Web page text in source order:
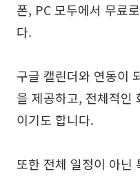
폰, PC 모두에서 무료
다.
구글 캘린더와 연동이
을 제공하고, 전체적인
이기도 합니다.
또한 전체 일정이 아닌